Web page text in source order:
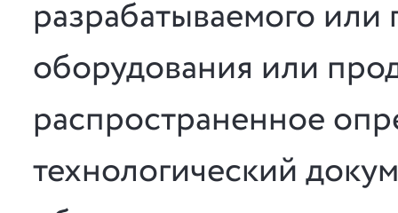
разрабатываемого
оборудования или
распространенное
технологический